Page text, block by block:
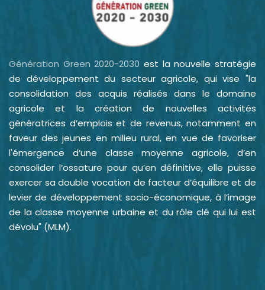
Génération Green 2020-2030 est la nouvelle stratégie
de développement du secteur agricole, qui vise "la
consolidation des acquis réalisés dans le domaine
agricole et la création de nouvelles activités
génératrices d’emplois et de revenus, notamment en
faveur des jeunes en milieu rural, en vue de favoriser
l'émergence d’une classe moyenne agricole, d’en
consolider l’ossature pour qu’en définitive, elle puisse
exercer sa double vocation de facteur d’équilibre et de
levier de développement socio-économique, à l’image
de la classe moyenne urbaine et du rôle clé qui lui est
dévolu" (MLM).